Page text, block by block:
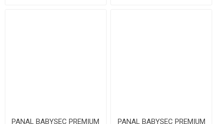
PANAL BABYSEC PREMIUM PANAL BABYSEC PREMIUM